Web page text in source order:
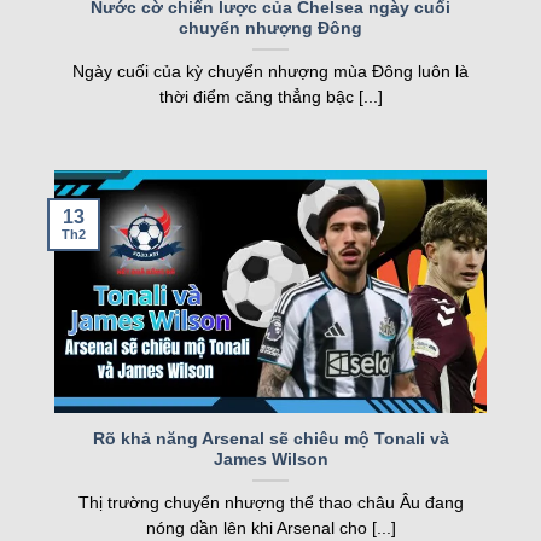
nghiệp, kqbd ngày càng khẳng định vị thế của
mình.
Các tính năng nổi bật của Kqbd – Kết
Một số tính năng nổi bật của kqbd
Trang web sở hữu nhiều tính năng vượt trội, đáp
ứng nhu cầu của cả người hâm mộ và cược thủ.
Nước cờ chiến lược của Chelsea ngày cuối
chuyển nhượng Đông
Ngày cuối của kỳ chuyển nhượng mùa Đông luôn là
thời điểm căng thẳng bậc [...]
Rõ khả năng Arsenal sẽ chiêu mộ Tonali và
James Wilson
Thị trường chuyển nhượng thể thao châu Âu đang
nóng dần lên khi Arsenal cho [...]
13
Th2